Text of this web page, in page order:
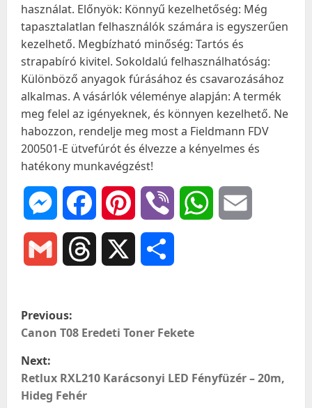
használat. Előnyök: Könnyű kezelhetőség: Még
tapasztalatlan felhasználók számára is egyszerűen
kezelhető. Megbízható minőség: Tartós és
strapabíró kivitel. Sokoldalú felhasználhatóság:
Különböző anyagok fúrásához és csavarozásához
alkalmas. A vásárlók véleménye alapján: A termék
meg felel az igényeknek, és könnyen kezelhető. Ne
habozzon, rendelje meg most a Fieldmann FDV
200501-E ütvefúrót és élvezze a kényelmes és
hatékony munkavégzést!
MessengerFacebookPinterest Viber WhatsApp
Gmail Threads
P
o
s
t
Previous:
Canon T08 Eredeti Toner Fekete
Next:
Retlux RXL210 Karácsonyi LED Fényfüzér – 20m,
Hideg Fehér